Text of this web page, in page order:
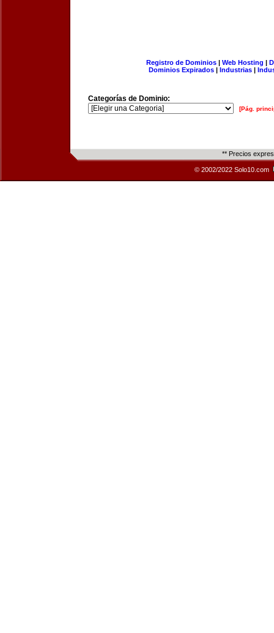
Registro de Dominios| Web Hosting |
Dominios Expirados | Industrias |
Categorías de Dominio:
[Pág.
** Precios
© 2002/2022 Solo10.com